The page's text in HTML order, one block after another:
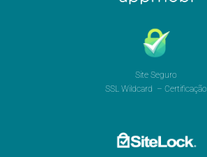
Site Seguro
SSL Wildcard – Certificação